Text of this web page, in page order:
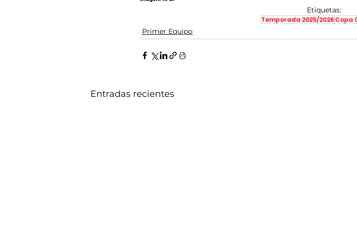
Etiquetas:
Temporada 2025/2026 Copa
Primer Equipo
Entradas recientes